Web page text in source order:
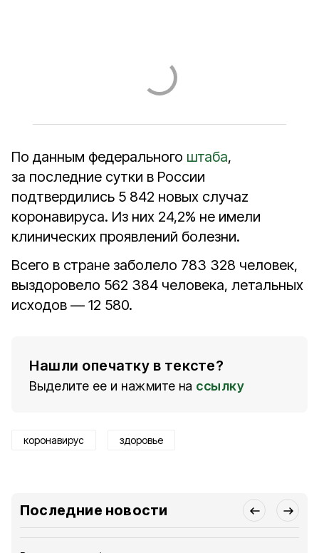
По данным федерального штаба,
за последние сутки в России
подтвердились 5 842 новых случаz
коронавируса. Из них 24,2% не имели
клинических проявлений болезни.
Всего в стране заболело 783 328 человек,
выздоровело 562 384 человека, летальных
исходов — 12 580.
Нашли опечатку в тексте?
Выделите ее и нажмите на ссылку
коронавирус здоровье
Последние новости